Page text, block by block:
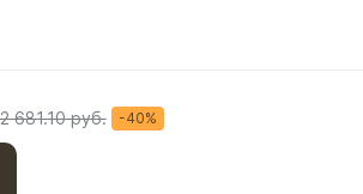
2 681.10 руб. -40%